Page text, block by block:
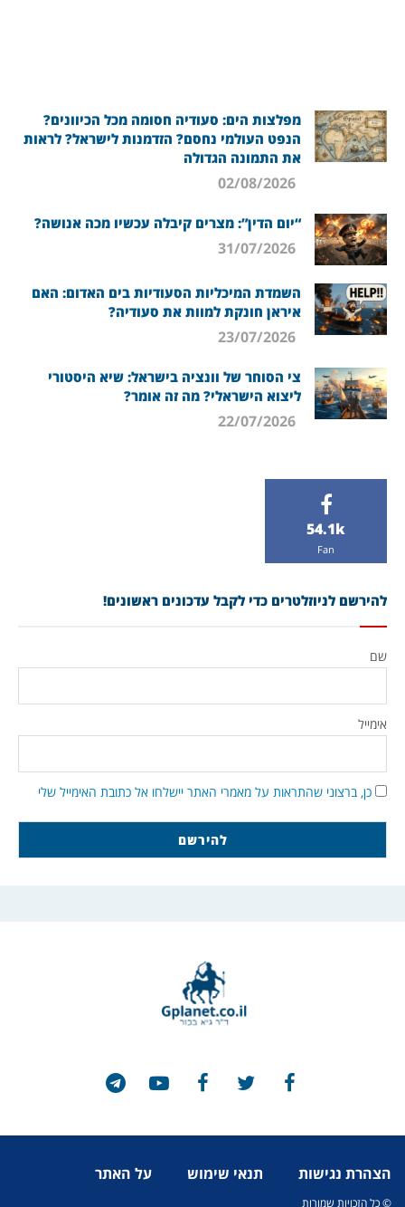
מפלצות הים: סעודיה חסומה מכל הכיוונים?
הנפט העולמי נחסם? הזדמנות לישראל? לראות
את התמונה הגדולה
“יום הדין”: מצרים קיבלה עכשיו מכה אנושה?
השמדת המיכליות הסעודיות בים האדום: האם
איראן חונקת למוות את סעודיה?
צי הסוחר של וונציה בישראל: שיא היסטורי
ליצוא הישראלי? מה זה אומר?
54.1k
Fan
להירשם לניוזלטרים כדי לקבל עדכונים ראשונים!
שם
אימייל
כן, ברצוני שהתראות על מאמרי האתר יישלחו אל כתובת האימייל שלי
הצהרת נגישות תנאי שימוש על האתר
© כל הזכויות שמורות